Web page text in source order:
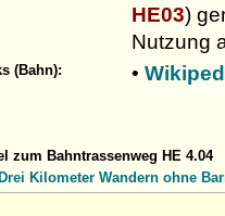
HE03)
Nutzung
(Bahn): •
zum Bahntrassenweg HE 4.04
Kilometer Wandern ohne